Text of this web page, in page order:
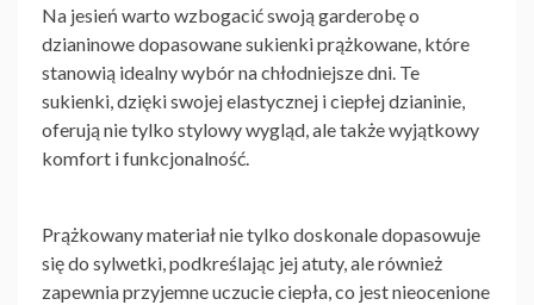
Na jesień warto wzbogacić swoją garderobę o
dzianinowe dopasowane sukienki prążkowane, które
stanowią idealny wybór na chłodniejsze dni. Te
sukienki, dzięki swojej elastycznej i ciepłej dzianinie,
oferują nie tylko stylowy wygląd, ale także wyjątkowy
komfort i funkcjonalność.
Prążkowany materiał nie tylko doskonale dopasowuje
się do sylwetki, podkreślając jej atuty, ale również
zapewnia przyjemne uczucie ciepła, co jest nieocenione